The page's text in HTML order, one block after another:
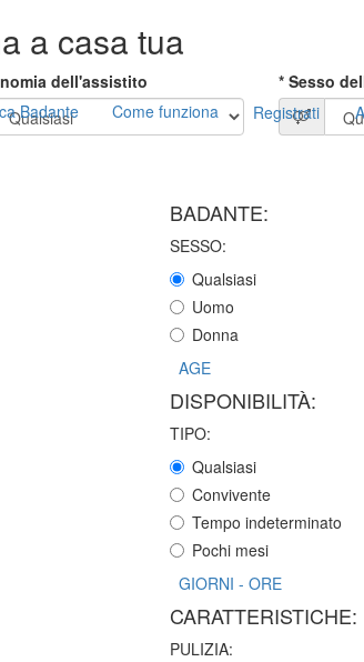
Badante Come funziona Registrati
a casa tua
dell'assistito
* Sesso
BADANTE:
SESSO:
Qualsiasi
Uomo
Donna
AGE
DISPONIBILITÀ:
TIPO:
Qualsiasi
Convivente
Tempo indeterminato
Pochi mesi
GIORNI - ORE
CARATTERISTICHE:
PULIZIA: